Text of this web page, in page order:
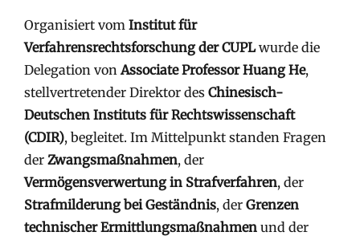
Organisiert vom Institut für
Verfahrensrechtsforschung der CUPLwurde die
Delegation von Associate Professor Huang He,
stellvertretender Direktor des Chinesisch-
Deutschen Instituts für Rechtswissenschaft
(CDIR), begleitet. Im Mittelpunkt standen Fragen
der Zwangsmaßnahmen, der
Vermögensverwertung in Strafverfahren, der
Strafmilderung bei Geständnis, der Grenzen
technischer Ermittlungsmaßnahmen und der